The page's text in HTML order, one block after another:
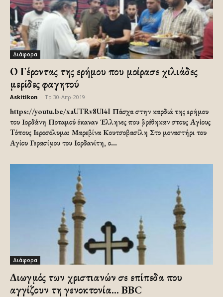
Διάφορα
Ο Γέροντας της ερήμου που μοίρασε χιλιάδες
μερίδες φαγητού
Askitikon Τρ 30-Απρ-2019
https://youtu.be/xaUTRv8Ul4I Πάσχα στην καρδιά της ερήμου
του Ιορδάνη Ποταμού έκαναν Έλληνες που βρέθηκαν στους Aγίους
Tόπους Ιεροσόλυμα: Μαρεβίνα Κουτσοβασίλη Στο μοναστήρι του
Αγίου Γερασίμου του Ιορδανίτη, ο...
Διάφορα
Διωγμός των χριστιανών σε επίπεδα που
αγγίζουν τη γενοκτονία… BBC